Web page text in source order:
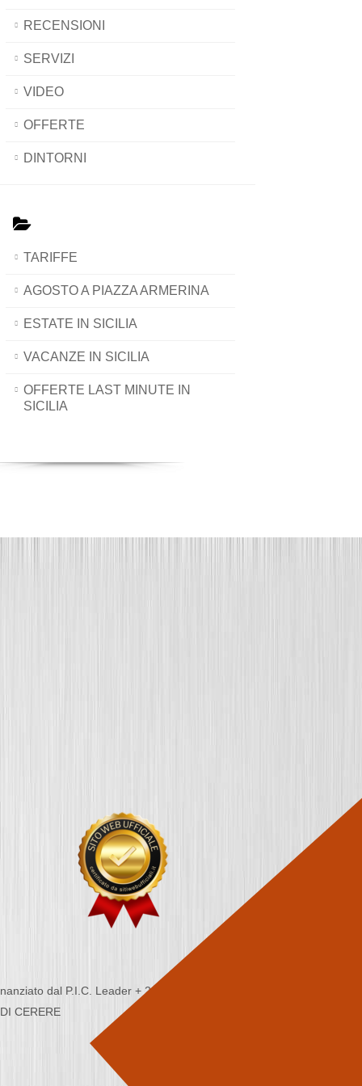
RECENSIONI
SERVIZI
VIDEO
OFFERTE
DINTORNI
TARIFFE
AGOSTO A PIAZZA ARMERINA
ESTATE IN SICILIA
VACANZE IN SICILIA
OFFERTE LAST MINUTE IN
SICILIA
dal P.I.C. Leader + 2000/2006 - Programma
CERERE